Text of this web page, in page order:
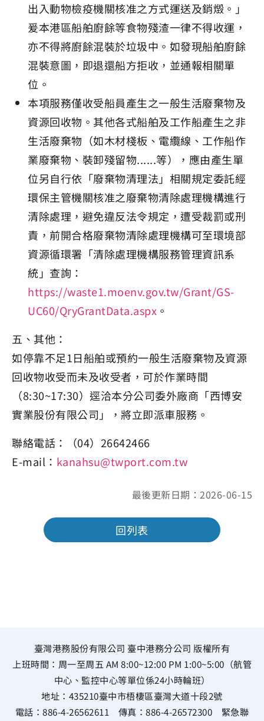
出入動物檢疫機關核准之方式運送及銷燬。」
爰本港區船舶廚餘等食物殘渣一律不得收運，
亦不得將廚餘混裝於垃圾中。如發現船舶廚餘
混裝意圖，即退還船方拒收，並通報相關單
位。
本項服務僅收受船員產生之一般生活廢棄物及
資源回收物。其他各式船舶及工作船產生之非
生活廢棄物（如木材棧板、電纜線、工作船作
業廢棄物、裝卸殘留物......等），應由產生單
位另自行依「廢棄物清理法」相關規定委託經
環保主管機關核准之廢棄物清除處理機構進行
清除處理，避免違反法令規定，遭受裁罰或刑
責，前開合格廢棄物清除處理機構可至環境部
資源循環署「清除處理機構服務管理資訊系
統」查詢：
https://waste1.moenv.gov.tw/Grant/GS-
UC60/QryGrantData.aspx 。
五、其他：
如停靠不足1日船舶或預約一般生活廢棄物及資源
回收物收受而未及收受者，可於作業時間
（8:30~17:30）逕洽本分公司委外廠商「西博安
實業股份有限公司」，將立即派車服務。
聯絡電話：（04）26642466
E-mail： kanahsu@twport.com.tw
最後更新日期：2026-06-15
回列表
臺灣港務股份有限公司 臺中港務分公司 版權所有
上班時間：周一至周五 AM 8:00~12:00 PM 1:00~5:00（航管
中心、監控中心等單位係24小時輪班）
地址： 435210臺中市梧棲區臺灣大道十段2號
電話：886-4-26562611 傳真：886-4-26572300 緊急聯